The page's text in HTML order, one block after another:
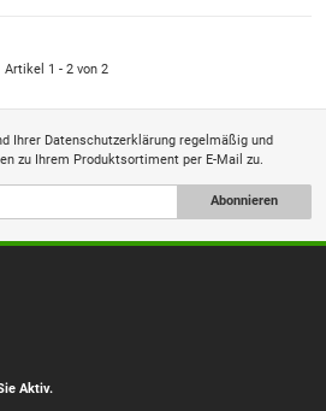
Artikel 1 - 2 von 2
Ihrer Datenschutzerklärung regelmäßig und
zu Ihrem Produktsortiment per E-Mail zu.
Abonnieren
Aktiv.